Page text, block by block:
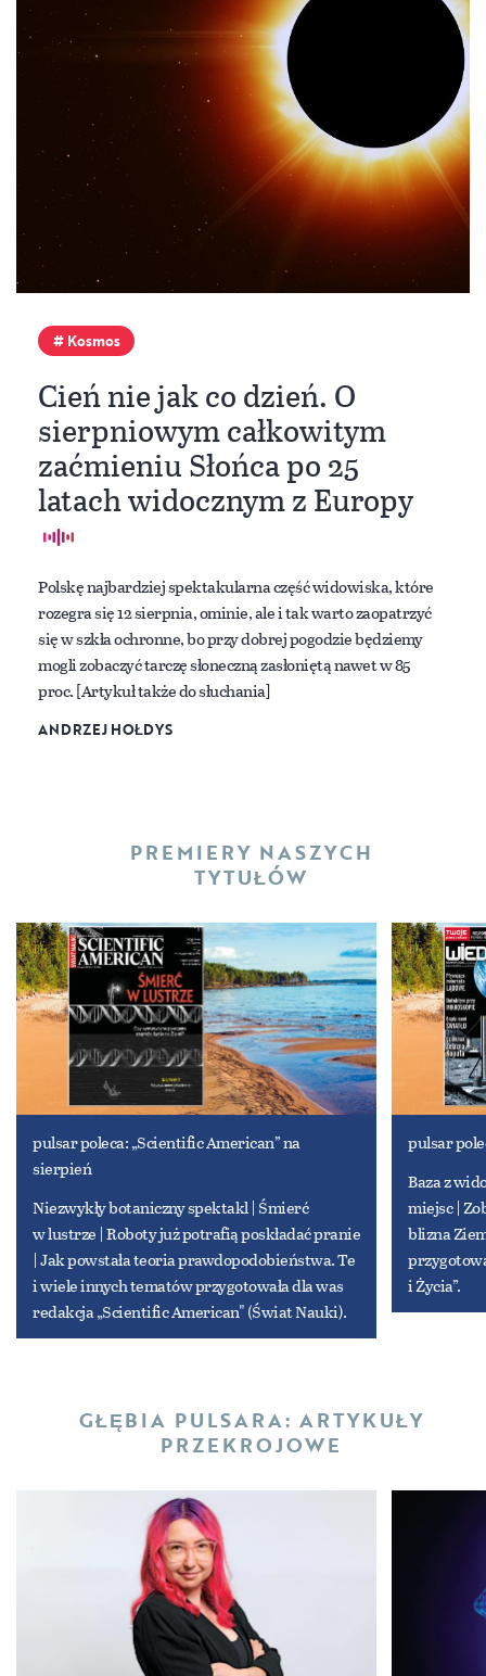
Kosmos
Cień nie jak co dzień. O
sierpniowym całkowitym
zaćmieniu Słońca po 25
latach widocznym z Europy
Polskę najbardziej spektakularna część widowiska, które
rozegra się 12 sierpnia, ominie, ale i tak warto zaopatrzyć
się w szkła ochronne, bo przy dobrej pogodzie będziemy
mogli zobaczyć tarczę słoneczną zasłoniętą nawet w 85
proc. [Artykuł także do słuchania]
ANDRZEJ HOŁDYS
PREMIERY NASZYCH
TYTUŁÓW
pulsar poleca: „Scientific American” na
sierpień
Niezwykły botaniczny spektakl | Śmierć
w lustrze | Roboty już potrafią poskładać pranie
| Jak powstała teoria prawdopodobieństwa. Te
i wiele innych tematów przygotowała dla was
redakcja „Scientific American" (Świat Nauki).
pulsar
Baza z
miejsc |
blizna
i Życia”.
GŁĘBIA PULSARA: ARTYKUŁY
PRZEKROJOWE